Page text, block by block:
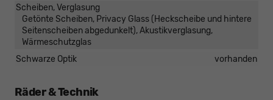
Scheiben, Verglasung
Getönte Scheiben, Privacy Glass (Heckscheibe und hintere
Seitenscheiben abgedunkelt), Akustikverglasung,
Wärmeschutzglas
Schwarze Optik
vorhanden
Räder & Technik